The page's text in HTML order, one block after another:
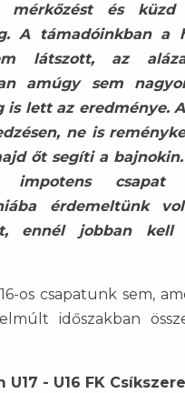
és küzd
A támadóinkban a
látszott, az
amúgy sem
is lett az eredménye.
ne is
őt segíti a
csapat
érdemeltünk
ennél jobban kell
os csapatunk sem,
időszakban
- U16 FK